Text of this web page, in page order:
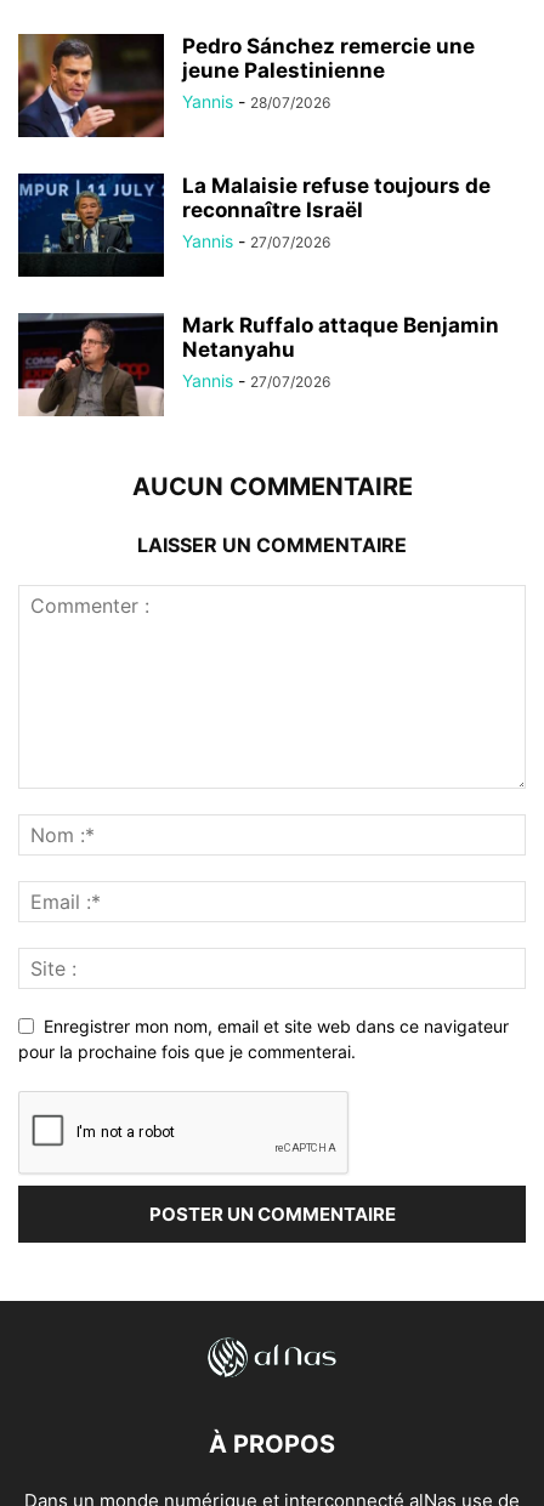
Pedro Sánchez remercie une
jeune Palestinienne
Yannis - 28/07/2026
La Malaisie refuse toujours de
reconnaître Israël
Yannis - 27/07/2026
Mark Ruffalo attaque Benjamin
Netanyahu
Yannis - 27/07/2026
AUCUN COMMENTAIRE
LAISSER UN COMMENTAIRE
Enregistrer mon nom, email et site web dans ce navigateur
pour la prochaine fois que je commenterai.
À PROPOS
Dans un monde numérique et interconnecté alNas use de